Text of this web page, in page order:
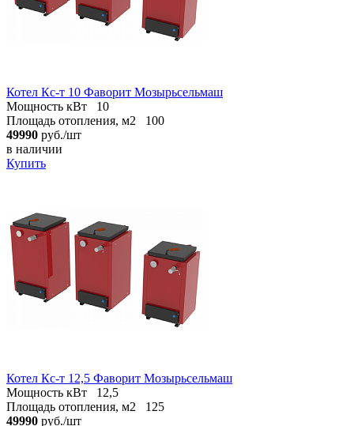
Котел Кc-т 10 Фаворит Мозырьсельмаш
Мощность кВт
10
Площадь отопления, м2
100
49990 руб./шт
в наличии
Купить
Котел Кс-т 12,5 Фаворит Мозырьсельмаш
Мощность кВт
12,5
Площадь отопления, м2
125
49990 руб./шт